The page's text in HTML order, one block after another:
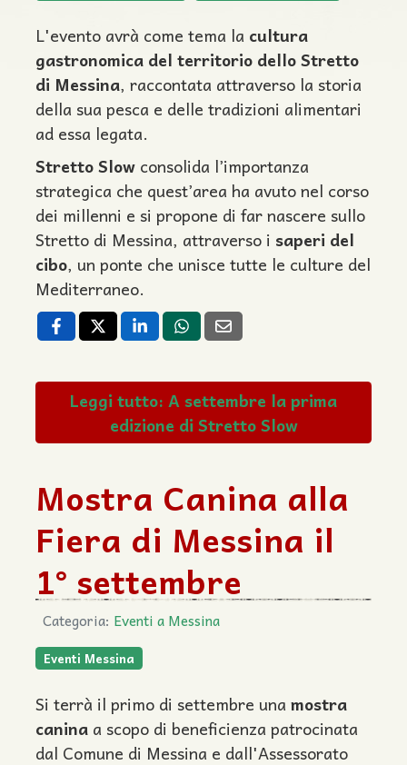
L'evento avrà come tema la cultura
gastronomica del territorio dello Stretto
di Messina, raccontata attraverso la storia
della sua pesca e delle tradizioni alimentari
ad essa legata.
Stretto Slow consolida l’importanza
strategica che quest’area ha avuto nel corso
dei millenni e si propone di far nascere sullo
Stretto di Messina, attraverso i saperi del
cibo, un ponte che unisce tutte le culture del
Mediterraneo.
Leggi tutto: A settembre la prima
edizione di Stretto Slow
Mostra Canina alla
Fiera di Messina il
1° settembre
Categoria: Eventi a Messina
Eventi Messina
Si terrà il primo di settembre una mostra
canina a scopo di beneficienza patrocinata
dal Comune di Messina e dall'Assessorato